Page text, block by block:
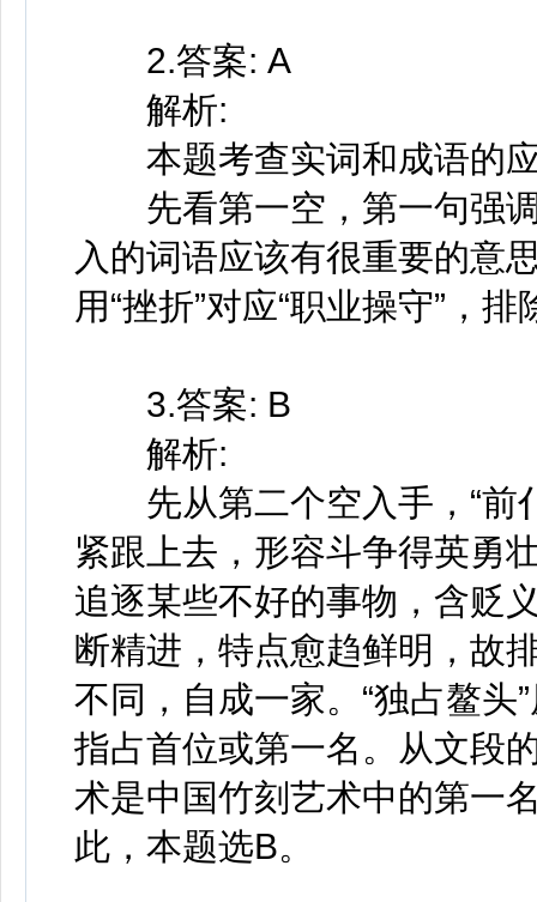
2.答案: A
解析:
本题考查实词和成语的
先看第一空，第一句强调
入的词语应该有很重要的意
用“挫折”对应“职业操守”，
3.答案: B
解析:
先从第二个空入手，“前
紧跟上去，形容斗争得英勇
追逐某些不好的事物，含贬
断精进，特点愈趋鲜明，故
不同，自成一家。“独占鳌头
指占首位或第一名。从文段
术是中国竹刻艺术中的第一
此，本题选B。